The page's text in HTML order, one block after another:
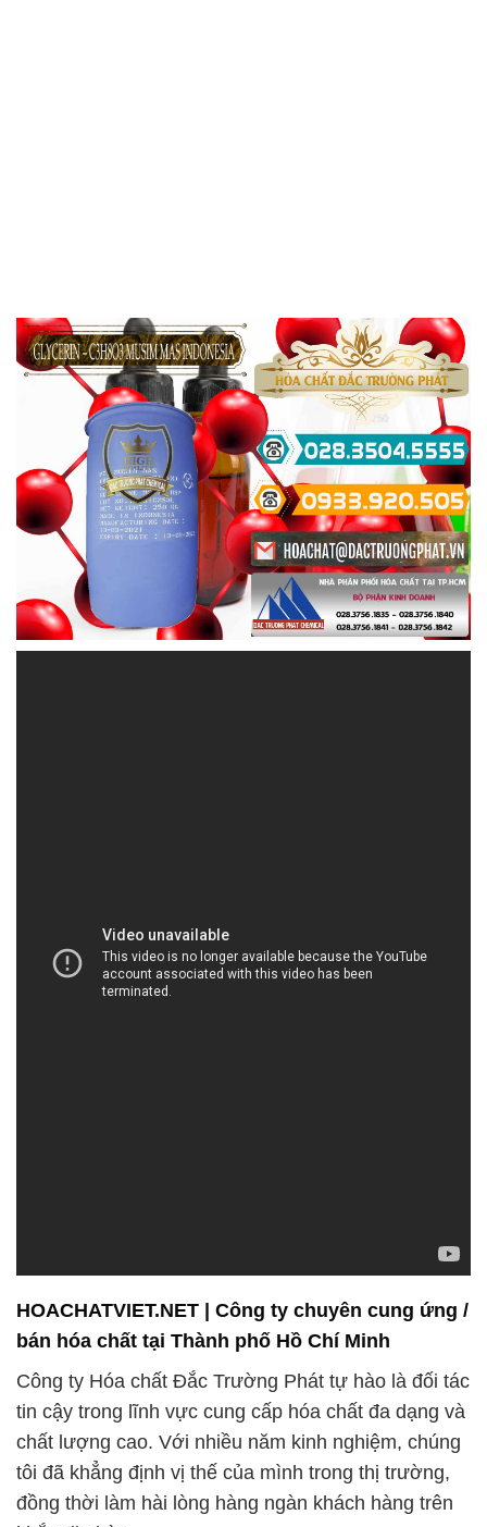
HOACHATVIET.NET | Công ty chuyên cung ứng /
bán hóa chất tại Thành phố Hồ Chí Minh
Công ty Hóa chất Đắc Trường Phát tự hào là đối tác
tin cậy trong lĩnh vực cung cấp hóa chất đa dạng và
chất lượng cao. Với nhiều năm kinh nghiệm, chúng
tôi đã khẳng định vị thế của mình trong thị trường,
đồng thời làm hài lòng hàng ngàn khách hàng trên